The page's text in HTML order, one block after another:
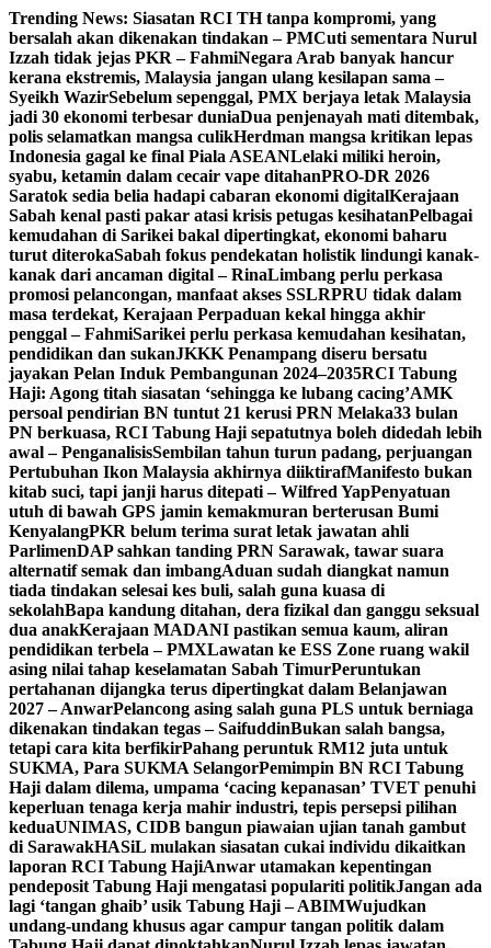
Skip
to
content
Trending News: Siasatan RCI TH tanpa kompromi, yang
bersalah akan dikenakan tindakan – PMCuti sementara Nurul
Izzah tidak jejas PKR – FahmiNegara Arab banyak hancur
kerana ekstremis, Malaysia jangan ulang kesilapan sama –
Syeikh WazirSebelum sepenggal, PMX berjaya letak Malaysia
jadi 30 ekonomi terbesar duniaDua penjenayah mati ditembak,
polis selamatkan mangsa culikHerdman mangsa kritikan lepas
Indonesia gagal ke final Piala ASEANLelaki miliki heroin,
syabu, ketamin dalam cecair vape ditahanPRO-DR 2026
Saratok sedia belia hadapi cabaran ekonomi digitalKerajaan
Sabah kenal pasti pakar atasi krisis petugas kesihatanPelbagai
kemudahan di Sarikei bakal dipertingkat, ekonomi baharu
turut diterokaSabah fokus pendekatan holistik lindungi kanak-
kanak dari ancaman digital – RinaLimbang perlu perkasa
promosi pelancongan, manfaat akses SSLRPRU tidak dalam
masa terdekat, Kerajaan Perpaduan kekal hingga akhir
penggal – FahmiSarikei perlu perkasa kemudahan kesihatan,
pendidikan dan sukanJKKK Penampang diseru bersatu
jayakan Pelan Induk Pembangunan 2024–2035RCI Tabung
Haji: Agong titah siasatan ‘sehingga ke lubang cacing’AMK
persoal pendirian BN tuntut 21 kerusi PRN Melaka33 bulan
PN berkuasa, RCI Tabung Haji sepatutnya boleh didedah lebih
awal – PenganalisisSembilan tahun turun padang, perjuangan
Pertubuhan Ikon Malaysia akhirnya diiktirafManifesto bukan
kitab suci, tapi janji harus ditepati – Wilfred YapPenyatuan
utuh di bawah GPS jamin kemakmuran berterusan Bumi
KenyalangPKR belum terima surat letak jawatan ahli
ParlimenDAP sahkan tanding PRN Sarawak, tawar suara
alternatif semak dan imbangAduan sudah diangkat namun
tiada tindakan selesai kes buli, salah guna kuasa di
sekolahBapa kandung ditahan, dera fizikal dan ganggu seksual
dua anakKerajaan MADANI pastikan semua kaum, aliran
pendidikan terbela – PMXLawatan ke ESS Zone ruang wakil
asing nilai tahap keselamatan Sabah TimurPeruntukan
pertahanan dijangka terus dipertingkat dalam Belanjawan
2027 – AnwarPelancong asing salah guna PLS untuk berniaga
dikenakan tindakan tegas – SaifuddinBukan salah bangsa,
tetapi cara kita berfikirPahang peruntuk RM12 juta untuk
SUKMA, Para SUKMA SelangorPemimpin BN RCI Tabung
Haji dalam dilema, umpama ‘cacing kepanasan’ TVET penuhi
keperluan tenaga kerja mahir industri, tepis persepsi pilihan
keduaUNIMAS, CIDB bangun piawaian ujian tanah gambut
di SarawakHASiL mulakan siasatan cukai individu dikaitkan
laporan RCI Tabung HajiAnwar utamakan kepentingan
pendeposit Tabung Haji mengatasi populariti politikJangan ada
lagi ‘tangan ghaib’ usik Tabung Haji – ABIMWujudkan
undang-undang khusus agar campur tangan politik dalam